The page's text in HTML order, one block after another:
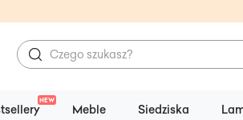
NEW
Meble Siedziska